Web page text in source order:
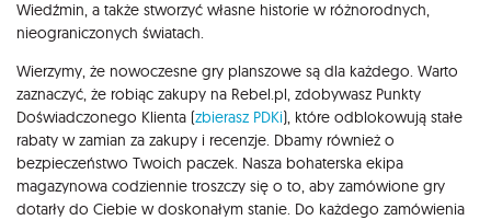
Wiedźmin, a także stworzyć własne historie w różnorodnych,
nieograniczonych światach.
Wierzymy, że nowoczesne gry planszowe są dla każdego. Warto
zaznaczyć, że robiąc zakupy na Rebel.pl, zdobywasz Punkty
Doświadczonego Klienta (zbierasz PDKi), które odblokowują stałe
rabaty w zamian za zakupy i recenzje. Dbamy również o
bezpieczeństwo Twoich paczek. Nasza bohaterska ekipa
magazynowa codziennie troszczy się o to, aby zamówione gry
dotarły do Ciebie w doskonałym stanie. Do każdego zamówienia